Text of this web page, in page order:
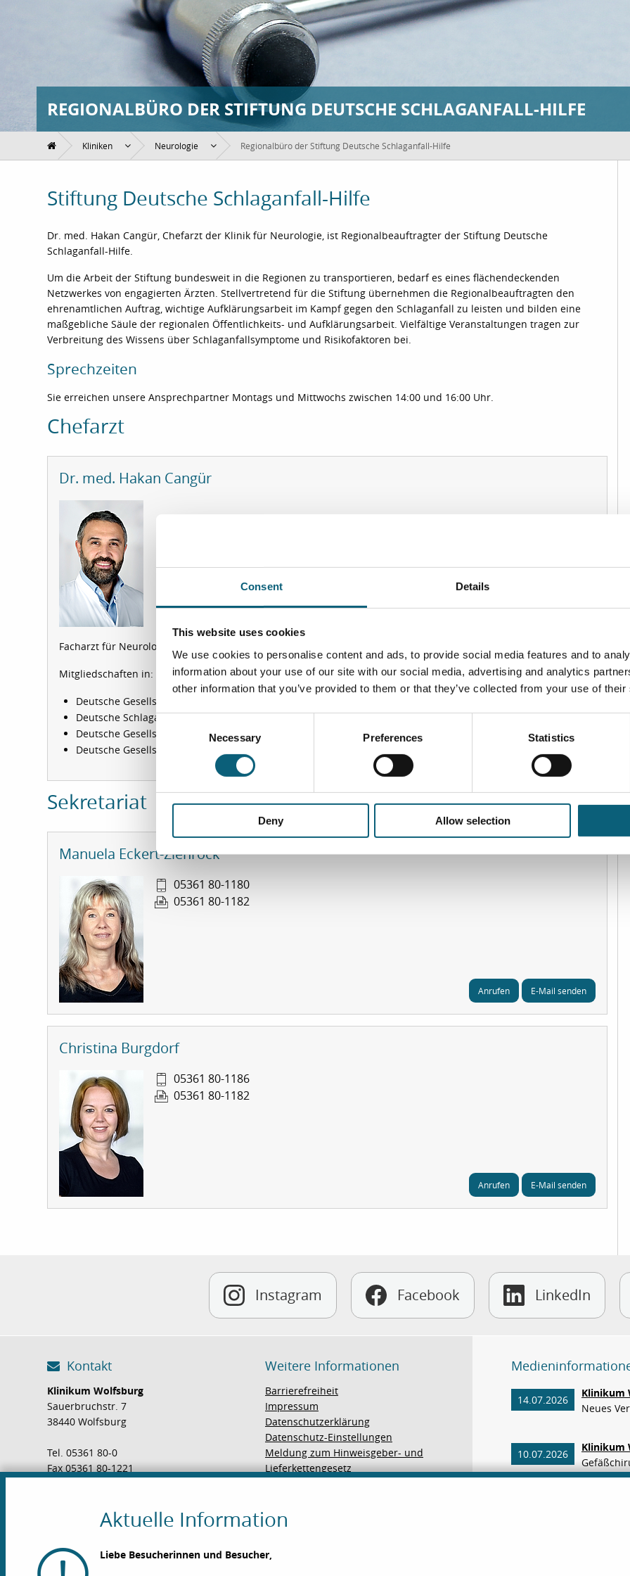
Consent Details
This website uses cookies
We use cookies to personalise content and ads, to provide social media features and to
information about your use of our site with our social media, advertising and analytics
other information that you’ve provided to them or that they’ve collected from your use of
C
o
n
e
e
c
Necessary Preferences Statistics
Deny Allow selection
Aktuelle Information
Liebe Besucherinnen und Besucher,
REGIONALBÜRO DER STIFTUNG DEUTSCHE SCHLAGANFALL-HILFE
Kliniken Neurologie Regionalbüro der Stiftung Deutsche Schlaganfall-Hilfe
Stiftung Deutsche Schlaganfall-Hilfe
Dr. med. Hakan Cangür, Chefarzt der Klinik für Neurologie, ist Regionalbeauftragter der Stiftung Deutsche
Schlaganfall-Hilfe.
Um die Arbeit der Stiftung bundesweit in die Regionen zu transportieren, bedarf es eines flächendeckenden
Netzwerkes von engagierten Ärzten. Stellvertretend für die Stiftung übernehmen die Regionalbeauftragten den
ehrenamtlichen Auftrag, wichtige Aufklärungsarbeit im Kampf gegen den Schlaganfall zu leisten und bilden eine
maßgebliche Säule der regionalen Öffentlichkeits- und Aufklärungsarbeit. Vielfältige Veranstaltungen tragen zur
Verbreitung des Wissens über Schlaganfallsymptome und Risikofaktoren bei.
Sprechzeiten
Sie erreichen unsere Ansprechpartner Montags und Mittwochs zwischen 14:00 und 16:00 Uhr.
Chefarzt
Dr. med. Hakan Cangür
Facharzt für Neurologie
Mitgliedschaften in:
Deutsche Gesellschaft für Neurologie (DGN)
Deutsche Schlaganfall-Gesellschaft (DSG)
Deutsche Gesellschaft für klinische Neurophysiologie und funktionelle Bildgebung (DGKN)
Deutsche Gesellschaft für Ultraschall in der Medizin (DEGUM)
Sekretariat
Manuela Eckert-Ziehrock
05361 80-1180
05361 80-1182
Anrufen E-Mail senden
Christina Burgdorf
05361 80-1186
05361 80-1182
Anrufen E-Mail senden
Instagram Facebook LinkedIn
Kontakt
Klinikum Wolfsburg
Sauerbruchstr. 7
38440 Wolfsburg
Tel. 05361 80-0
Fax 05361 80-1221
Wegweiser
So finden Sie zu uns
Weitere Informationen
Barrierefreiheit
Impressum
Datenschutzerklärung
Datenschutz-Einstellungen
Meldung zum Hinweisgeber- und
Lieferkettengesetz
14.07.2026
Klinikum
Neues
10.07.2026
Klinikum